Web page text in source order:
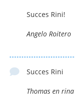
Succes Rini!
Angelo Roitero
Succes Rini
Thomas en